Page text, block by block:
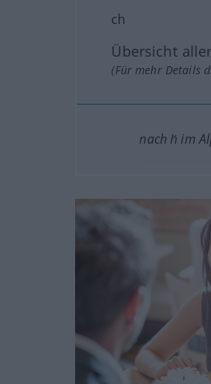
ch
Übersicht
(Für mehr Details
nach h́ im